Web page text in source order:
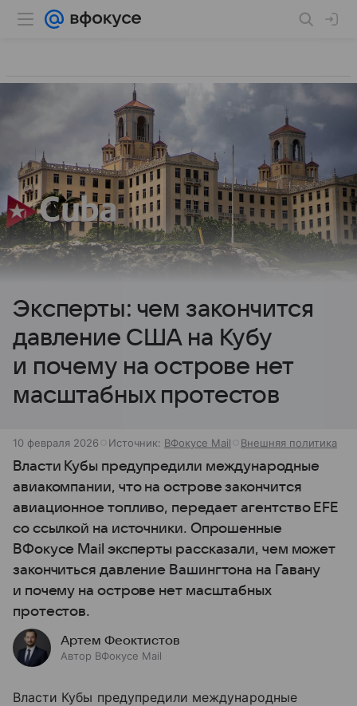
Эксперты: чем закончится
давление США на Кубу
и почему на острове нет
масштабных протестов
10 февраля 2026 Источник: ВФокусе Mail Внешняя политика
Власти Кубы предупредили международные
авиакомпании, что на острове закончится
авиационное топливо, передает агентство EFE
со ссылкой на источники. Опрошенные
ВФокусе Mail эксперты рассказали, чем может
закончиться давление Вашингтона на Гавану
и почему на острове нет масштабных
протестов.
Артем Феоктистов
Автор ВФокусе Mail
Власти Кубы предупредили международные